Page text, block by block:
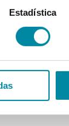
Estadística